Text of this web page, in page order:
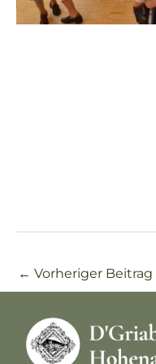
← Vorheriger Beitrag